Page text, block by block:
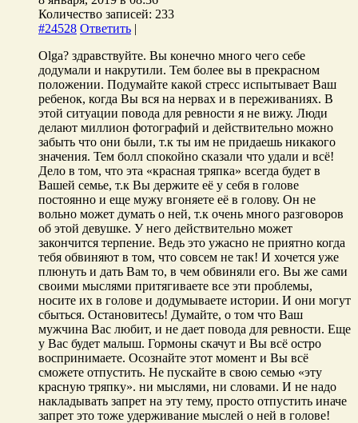
Количество записей: 233
#24528 Ответить |
Olga? здравствуйте. Вы конечно много чего себе
додумали и накрутили. Тем более вы в прекрасном
положении. Подумайте какой стресс испытывает Ваш
ребенок, когда Вы вся на нервах и в переживаниях. В
этой ситуации повода для ревности я не вижу. Люди
делают миллион фотографий и действительно можно
забыть что они были, т.к ты им не придаешь никакого
значения. Тем болл спокойно сказали что удали и всё!
Дело в том, что эта «красная тряпка» всегда будет в
Вашей семье, т.к Вы держите её у себя в голове
постоянно и еще мужу вгоняете её в голову. Он не
вольно может думать о ней, т.к очень много разговоров
об этой девушке. У него действительно может
закончится терпение. Ведь это ужасно не приятно когда
тебя обвиняют в том, что совсем не так! И хочется уже
плюнуть и дать Вам то, в чем обвиняли его. Вы же сами
своими мыслями притягиваете все эти проблемы,
носите их в голове и додумываете истории. И они могут
сбыться. Остановитесь! Думайте, о том что Ваш
мужчина Вас любит, и не дает повода для ревности. Еще
у Вас будет малыш. Гормоны скачут и Вы всё остро
воспринимаете. Осознайте этот момент и Вы всё
сможете отпустить. Не пускайте в свою семью «эту
красную тряпку». ни мыслями, ни словами. И не надо
накладывать запрет на эту тему, просто отпустить иначе
запрет это тоже удерживание мыслей о ней в голове!